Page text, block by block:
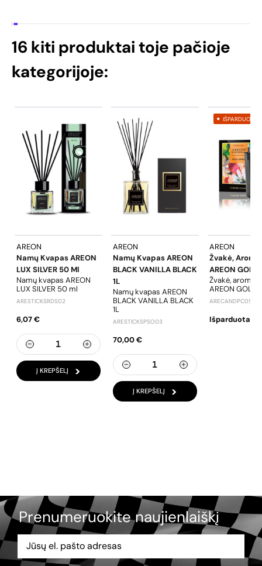
16 kiti produktai toje pačioje
kategorijoje:
AREON
Namų Kvapas AREON
LUX SILVER 50 Ml
Namų kvapas AREON
LUX SILVER 50 ml
ARESTICKSRDS02
6,07 €
Į KREPŠELĮ
AREON
Namų Kvapas AREON
BLACK VANILLA BLACK
1L
Namų kvapas AREON
BLACK VANILLA BLACK
1L
ARESTICKSPSO03
70,00 €
Į KREPŠELĮ
IŠPARDUOTA
AREON
Žvakė,
AREON GOLD
Žvakė,
AREON GOLD
ARECANDPC05
Išparduota
Prenumeruokite naujienlaiškį